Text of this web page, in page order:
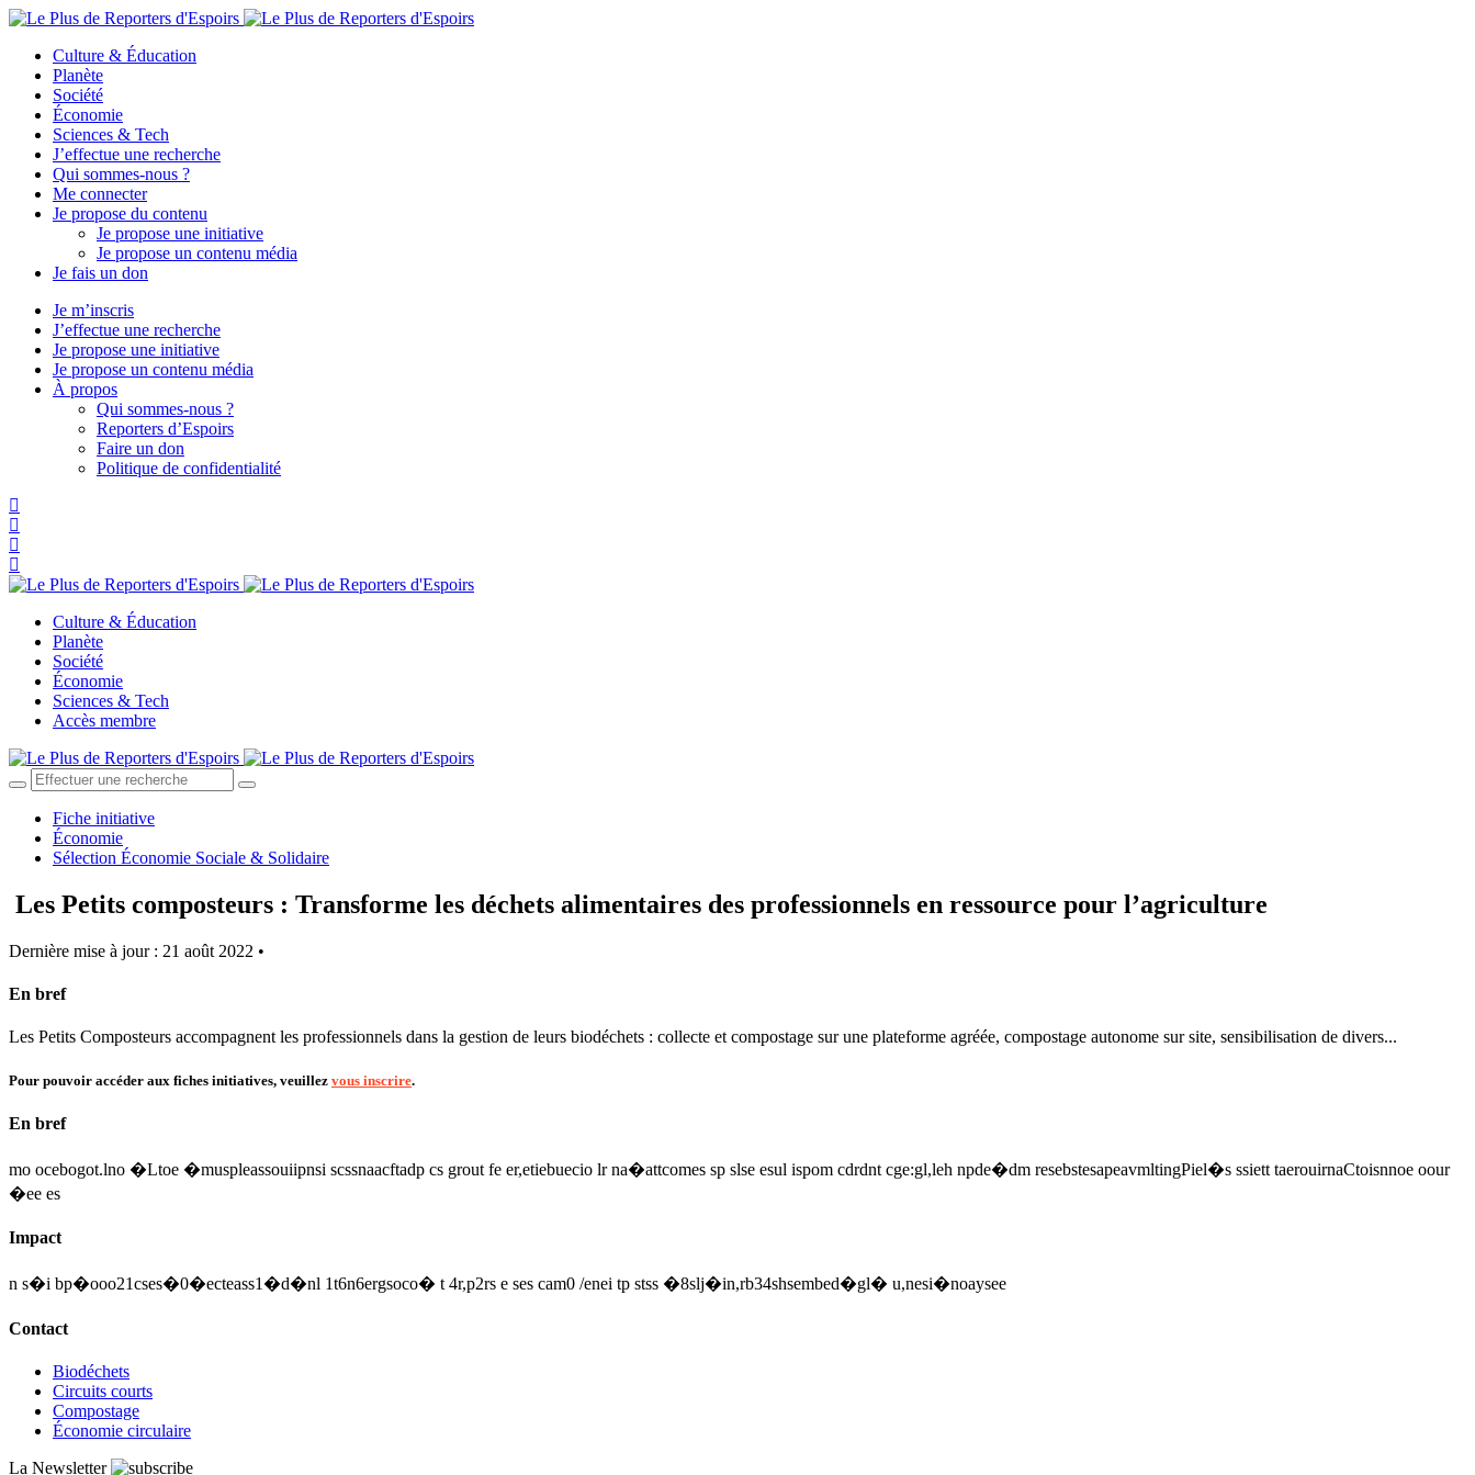
Culture & Éducation
Planète
Société
Économie
Sciences & Tech
J’effectue une recherche
Qui sommes-nous ?
Me connecter
Je propose du contenu
Je propose une initiative
Je propose un contenu média
Je fais un don
Je m’inscris
J’effectue une recherche
Je propose une initiative
Je propose un contenu média
À propos
Qui sommes-nous ?
Reporters d’Espoirs
Faire un don
Politique de confidentialité
Culture & Éducation
Planète
Société
Économie
Sciences & Tech
Accès membre
Fiche initiative
Économie
Sélection Économie Sociale & Solidaire
Les Petits composteurs : Transforme les déchets alimentaires des professionnels en ressource pour l’agriculture
Dernière mise à jour : 21 août 2022 •
En bref
Les Petits Composteurs accompagnent les professionnels dans la gestion de leurs biodéchets : collecte et compostage sur une plateforme agréée, compostage autonome sur site, sensibilisation de divers...
Pour pouvoir accéder aux fiches initiatives, veuillez vous inscrire.
En bref
mo ocebogot.lno �Ltoe �muspleassouiipnsi scssnaacftadp cs grout fe er,etiebuecio lr na�attcomes sp slse esul ispom cdrdnt cge:gl,leh npde�dm resebstesapeavmltingPiel�s ssiett taerouirnaCtoisnnoe oour
�ee es
Impact
n s�i bp�ooo21cses�0�ecteass1�d�nl 1t6n6ergsoco� t 4r,p2rs e ses cam0 /enei tp stss �8slj�in,rb34shsembed�gl� u,nesi�noaysee
Contact
Biodéchets
Circuits courts
Compostage
Économie circulaire
La Newsletter